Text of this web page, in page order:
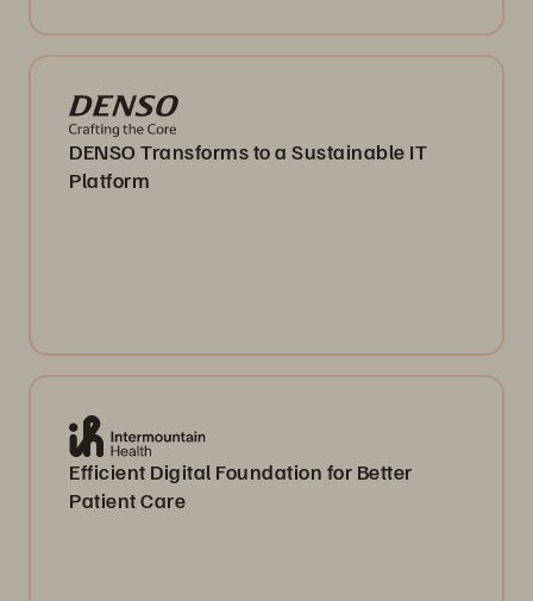
DENSO Transforms to a Sustainable IT
Platform
Efficient Digital Foundation for Better
Patient Care